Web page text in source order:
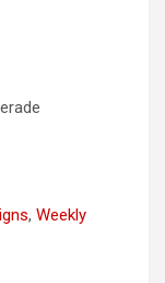
, Weekly